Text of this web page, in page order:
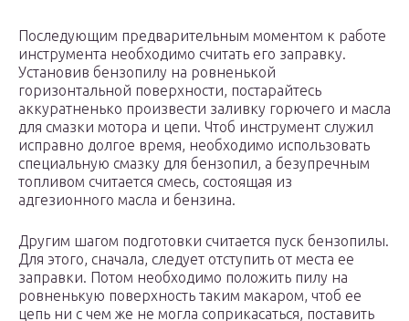
Последующим предварительным моментом к работе
инструмента необходимо считать его заправку.
Установив бензопилу на ровненькой
горизонтальной поверхности, постарайтесь
аккуратненько произвести заливку горючего и масла
для смазки мотора и цепи. Чтоб инструмент служил
исправно долгое время, необходимо использовать
специальную смазку для бензопил, а безупречным
топливом считается смесь, состоящая из
адгезионного масла и бензина.
Другим шагом подготовки считается пуск бензопилы.
Для этого, сначала, следует отступить от места ее
заправки. Потом необходимо положить пилу на
ровненькую поверхность таким макаром, чтоб ее
цепь ни с чем же не могла соприкасаться, поставить